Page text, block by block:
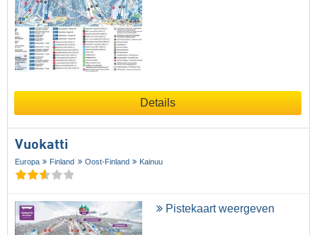
Details
Vuokatti
Europa Finland Oost-Finland Kainuu
Pistekaart weergeven